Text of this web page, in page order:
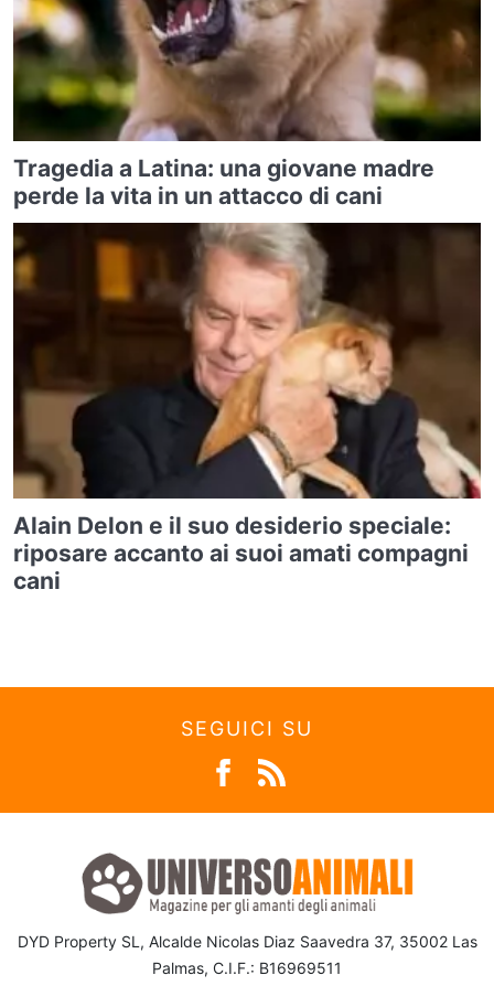
Tragedia a Latina: una giovane madre
perde la vita in un attacco di cani
Alain Delon e il suo desiderio speciale:
riposare accanto ai suoi amati compagni
cani
SEGUICI SU
DYD Property SL, Alcalde Nicolas Diaz Saavedra 37, 35002 Las
Palmas, C.I.F.: B16969511